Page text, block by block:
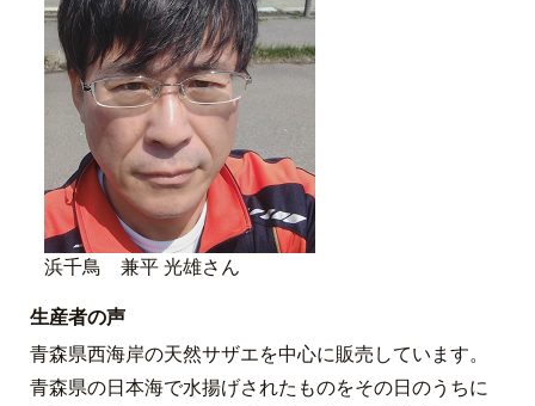
浜千鳥 兼平 光雄さん
生産者の声
青森県西海岸の天然サザエを中心に販売しています。
青森県の日本海で水揚げされたものをその日のうちに